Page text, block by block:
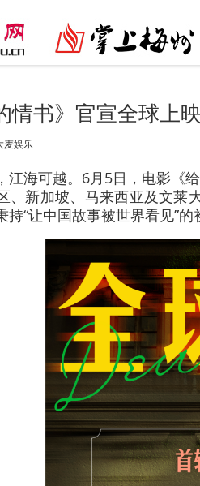
情书》官宣全球上
麦娱乐
江海可越。6月5日，电影《
、新加坡、马来西亚及文莱
持“让中国故事被世界看见”